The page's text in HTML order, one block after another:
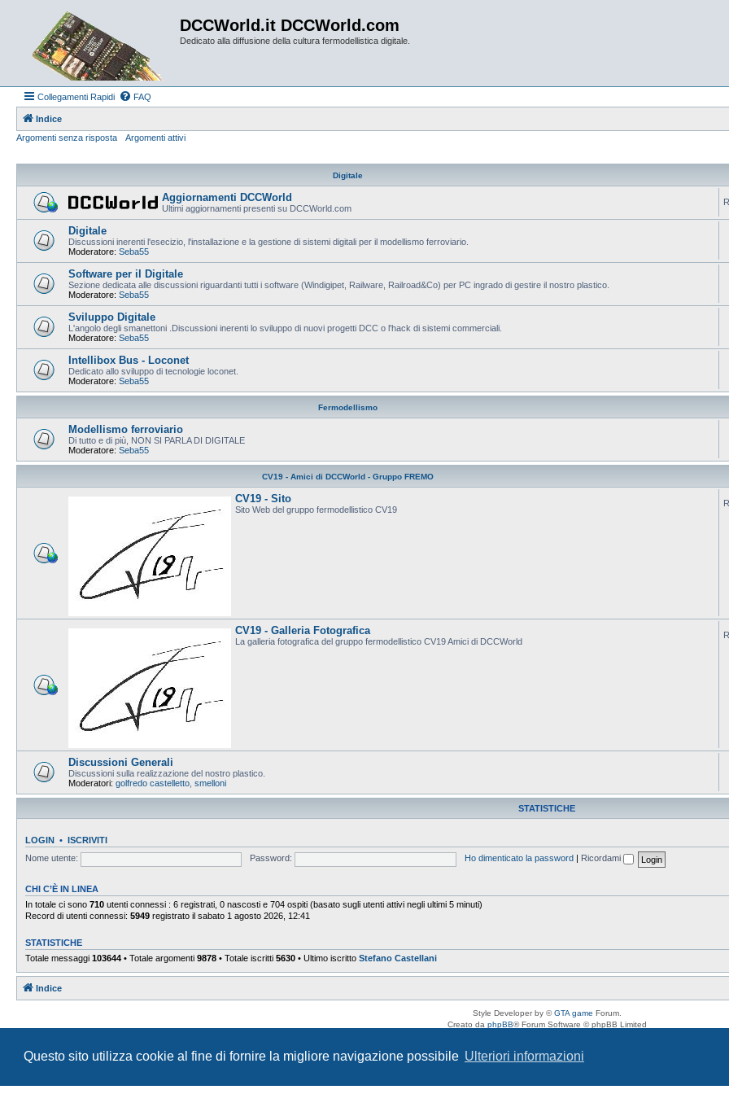
Questo sito utilizza cookie al fine di fornire la migliore navigazione possibile Ulteriori informazioni
DCCWorld.it DCCWorld.com
Dedicato alla diffusione della cultura fermodellistica digitale.
Collegamenti Rapidi FAQ
Indice
Argomenti senza risposta
Argomenti attivi
Digitale
Aggiornamenti DCCWorld
Ultimi aggiornamenti presenti su DCCWorld.com
Digitale
Discussioni inerenti l'esecizio, l'installazione e la gestione di sistemi digitali per il modellismo ferroviario.
Moderatore: Seba55
Software per il Digitale
Sezione dedicata alle discussioni riguardanti tutti i software (Windigipet, Railware, Railroad&Co) per PC ingrado di gestire il nostro plastico.
Moderatore: Seba55
Sviluppo Digitale
L'angolo degli smanettoni .Discussioni inerenti lo sviluppo di nuovi progetti DCC o l'hack di sistemi commerciali.
Moderatore: Seba55
Intellibox Bus - Loconet
Dedicato allo sviluppo di tecnologie loconet.
Moderatore: Seba55
Fermodellismo
Modellismo ferroviario
Di tutto e di più, NON SI PARLA DI DIGITALE
Moderatore: Seba55
CV19 - Amici di DCCWorld - Gruppo FREMO
CV19 - Sito
Sito Web del gruppo fermodellistico CV19
CV19 - Galleria Fotografica
La galleria fotografica del gruppo fermodellistico CV19 Amici di DCCWorld
Discussioni Generali
Discussioni sulla realizzazione del nostro plastico.
Moderatori: golfredo castelletto smelloni
STATISTICHE
LOGIN • ISCRIVITI
Nome utente:
Password: Ho dimenticato la password Ricordami
CHI C’È IN LINEA
In totale ci sono 710 utenti connessi : 6 registrati, 0 nascosti e 704 ospiti (basato sugli utenti attivi negli ultimi 5 minuti)
Record di utenti connessi: 5949 registrato il sabato 1 agosto 2026, 12:41
STATISTICHE
Totale messaggi 103644 • Totale argomenti 9878 • Totale iscritti 5630 • Ultimo iscritto Stefano Castellani
Indice
Style Developer by ©GTA game Forum.
Creato da phpBB® Forum Software © phpBB Limited
Privacy|Condizioni